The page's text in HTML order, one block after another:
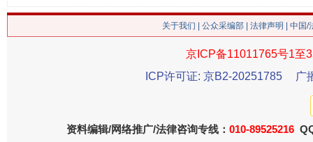
魏明
关于我们 公众采编部 法律声明 | 中国
京ICP备11011765号1至
ICP许可证: 京B2-20251785
广
资料编辑/网络推广/法律咨询专线： 010-89525216